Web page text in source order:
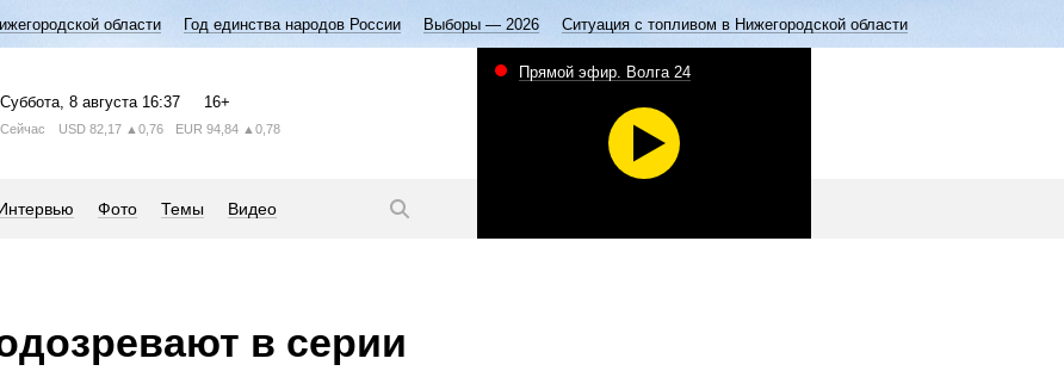
области Год единства народов России Выборы — 2026 Ситуация с топливом в Нижегородской области
Суббота, 8 августа 16:37 16+
Сейчас USD 82,17 ▲0,76 EUR 94,84 ▲0,78
Фото Темы Видео
Прямой эфир. Волга 24
в серии